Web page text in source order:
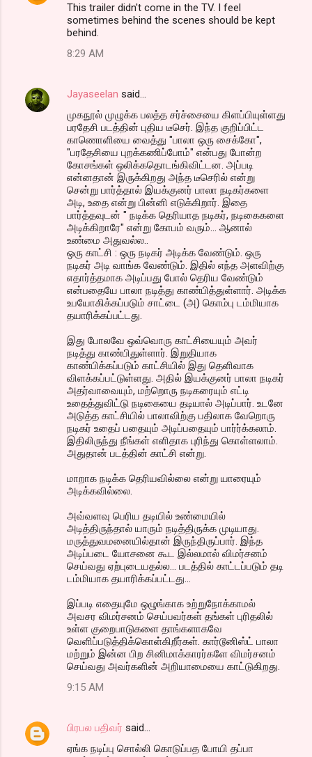
This trailer didn't come in the TV. I feel
sometimes behind the scenes should be kept
behind.
8:29 AM
Jayaseelan said…
முகநூல் முழுக்க பலத்த சர்ச்சையை கிளப்பியுள்ளது
பரதேசி படத்தின் புதிய டீசெர். இந்த குறிப்பிட்ட
காணொளியை வைத்து "பாலா ஒரு சைக்கோ",
"பரதேசியை புறக்கணிப்போம்" என்பது போன்ற
கோசங்கள் ஒலிக்கதொடங்கிவிட்டன. அப்படி
என்னதான் இருக்கிறது அந்த டீசெரில் என்று
சென்று பார்த்தால் இயக்குனர் பாலா நடிகர்களை
அடி, உதை என்று பின்னி எடுக்கிறார். இதை
பார்த்தவுடன் " நடிக்க தெரியாத நடிகர், நடிகைகளை
அடிக்கிறாரே" என்று கோபம் வரும்... ஆனால்
உண்மை அதுவல்ல..
ஒரு காட்சி : ஒரு நடிகர் அடிக்க வேண்டும். ஒரு
நடிகர் அடி வாங்க வேண்டும். இதில் எந்த அளவிற்கு
எதார்த்தமாக அடிப்பது போல் தெரிய வேண்டும்
என்பதையே பாலா நடித்து காண்பித்துள்ளார். அடிக்க
உபயோகிக்கப்படும் சாட்டை (அ) கொம்பு டம்மியாக
தயாரிக்கப்பட்டது.
இது போலவே ஒவ்வொரு காட்சியையும் அவர்
நடித்து காண்பிதுள்ளார். இறுதியாக
காண்பிக்கப்படும் காட்சியில் இது தெளிவாக
விளக்கப்பட்டுள்ளது. அதில் இயக்குனர் பாலா நடிகர்
அதர்வாவையும், மற்றொரு நடிகரையும் எட்டி
உதைத்துவிட்டு நடிகையை தடியால் அடிப்பார். உடனே
அடுத்த காட்சியில் பாலாவிற்கு பதிலாக வேறொரு
நடிகர் உதைப் பதையும் அடிப்பதையும் பார்ர்க்கலாம்.
இதிலிருந்து நீங்கள் எளிதாக புரிந்து கொள்ளலாம்.
அதுதான் படத்தின் காட்சி என்று.
மாறாக நடிக்க தெரியவில்லை என்று யாரையும்
அடிக்கவில்லை.
அவ்வளவு பெரிய தடியில் உண்மையில்
அடித்திருந்தால் யாரும் நடித்திருக்க முடியாது.
மருத்துவமனையில்தான் இருந்திருப்பார். இந்த
அடிப்படை யோசனை கூட இல்லமால் விமர்சனம்
செய்வது ஏற்புடையதல்ல... படத்தில் காட்டப்படும் தடி
டம்மியாக தயாரிக்கப்பட்டது...
இப்படி எதையுமே ஒழுங்காக உற்றுநோக்காமல்
அவசர விமர்சனம் செய்பவர்கள் தங்கள் புரிதலில்
உள்ள குறைபாடுகளை தாங்களாகவே
வெளிப்படுத்திக்கொள்கிறீர்கள். கார்டூனிஸ்ட் பாலா
மற்றும் இன்ன பிற சினிமாக்காரர்களே விமர்சனம்
செய்வது அவர்களின் அறியாமையை காட்டுகிறது.
9:15 AM
பிரபல பதிவர் said…
ஏங்க நடிப்பு சொல்லி கொடுப்பத போயி தப்பா